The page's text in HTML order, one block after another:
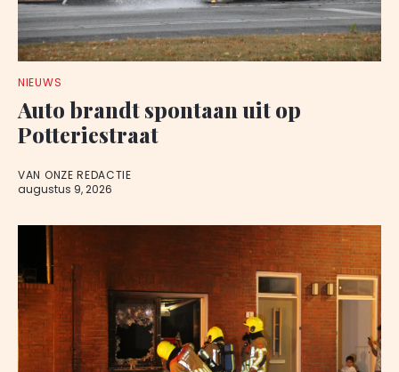
NIEUWS
Auto brandt spontaan uit op
Potteriestraat
VAN ONZE REDACTIE
augustus 9, 2026